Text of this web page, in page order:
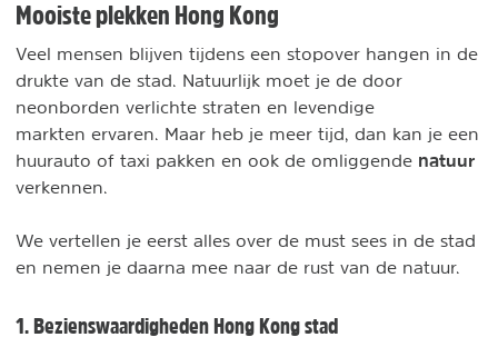
Mooiste plekken Hong Kong
Veel mensen blijven tijdens een stopover hangen in de
drukte van de stad. Natuurlijk moet je de door
neonborden verlichte straten en levendige
markten ervaren. Maar heb je meer tijd, dan kan je een
huurauto of taxi pakken en ook de omliggende natuur
verkennen.
We vertellen je eerst alles over de must sees in de stad
en nemen je daarna mee naar de rust van de natuur.
1. Bezienswaardigheden Hong Kong stad